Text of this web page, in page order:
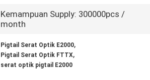
Kemampuan Supply: 300000pcs /
month
Pigtail Serat Optik E2000,
Pigtail Serat Optik FTTX,
serat optik pigtail E2000